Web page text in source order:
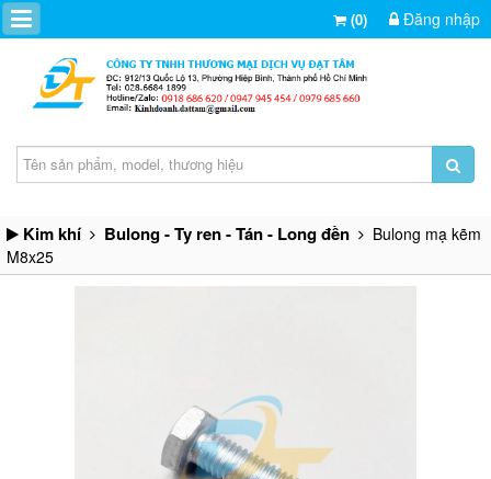
(0) Đăng nhập
Kim khí Bulong - Ty ren - Tán - Long đền
Bulong mạ kẽm
M8x25